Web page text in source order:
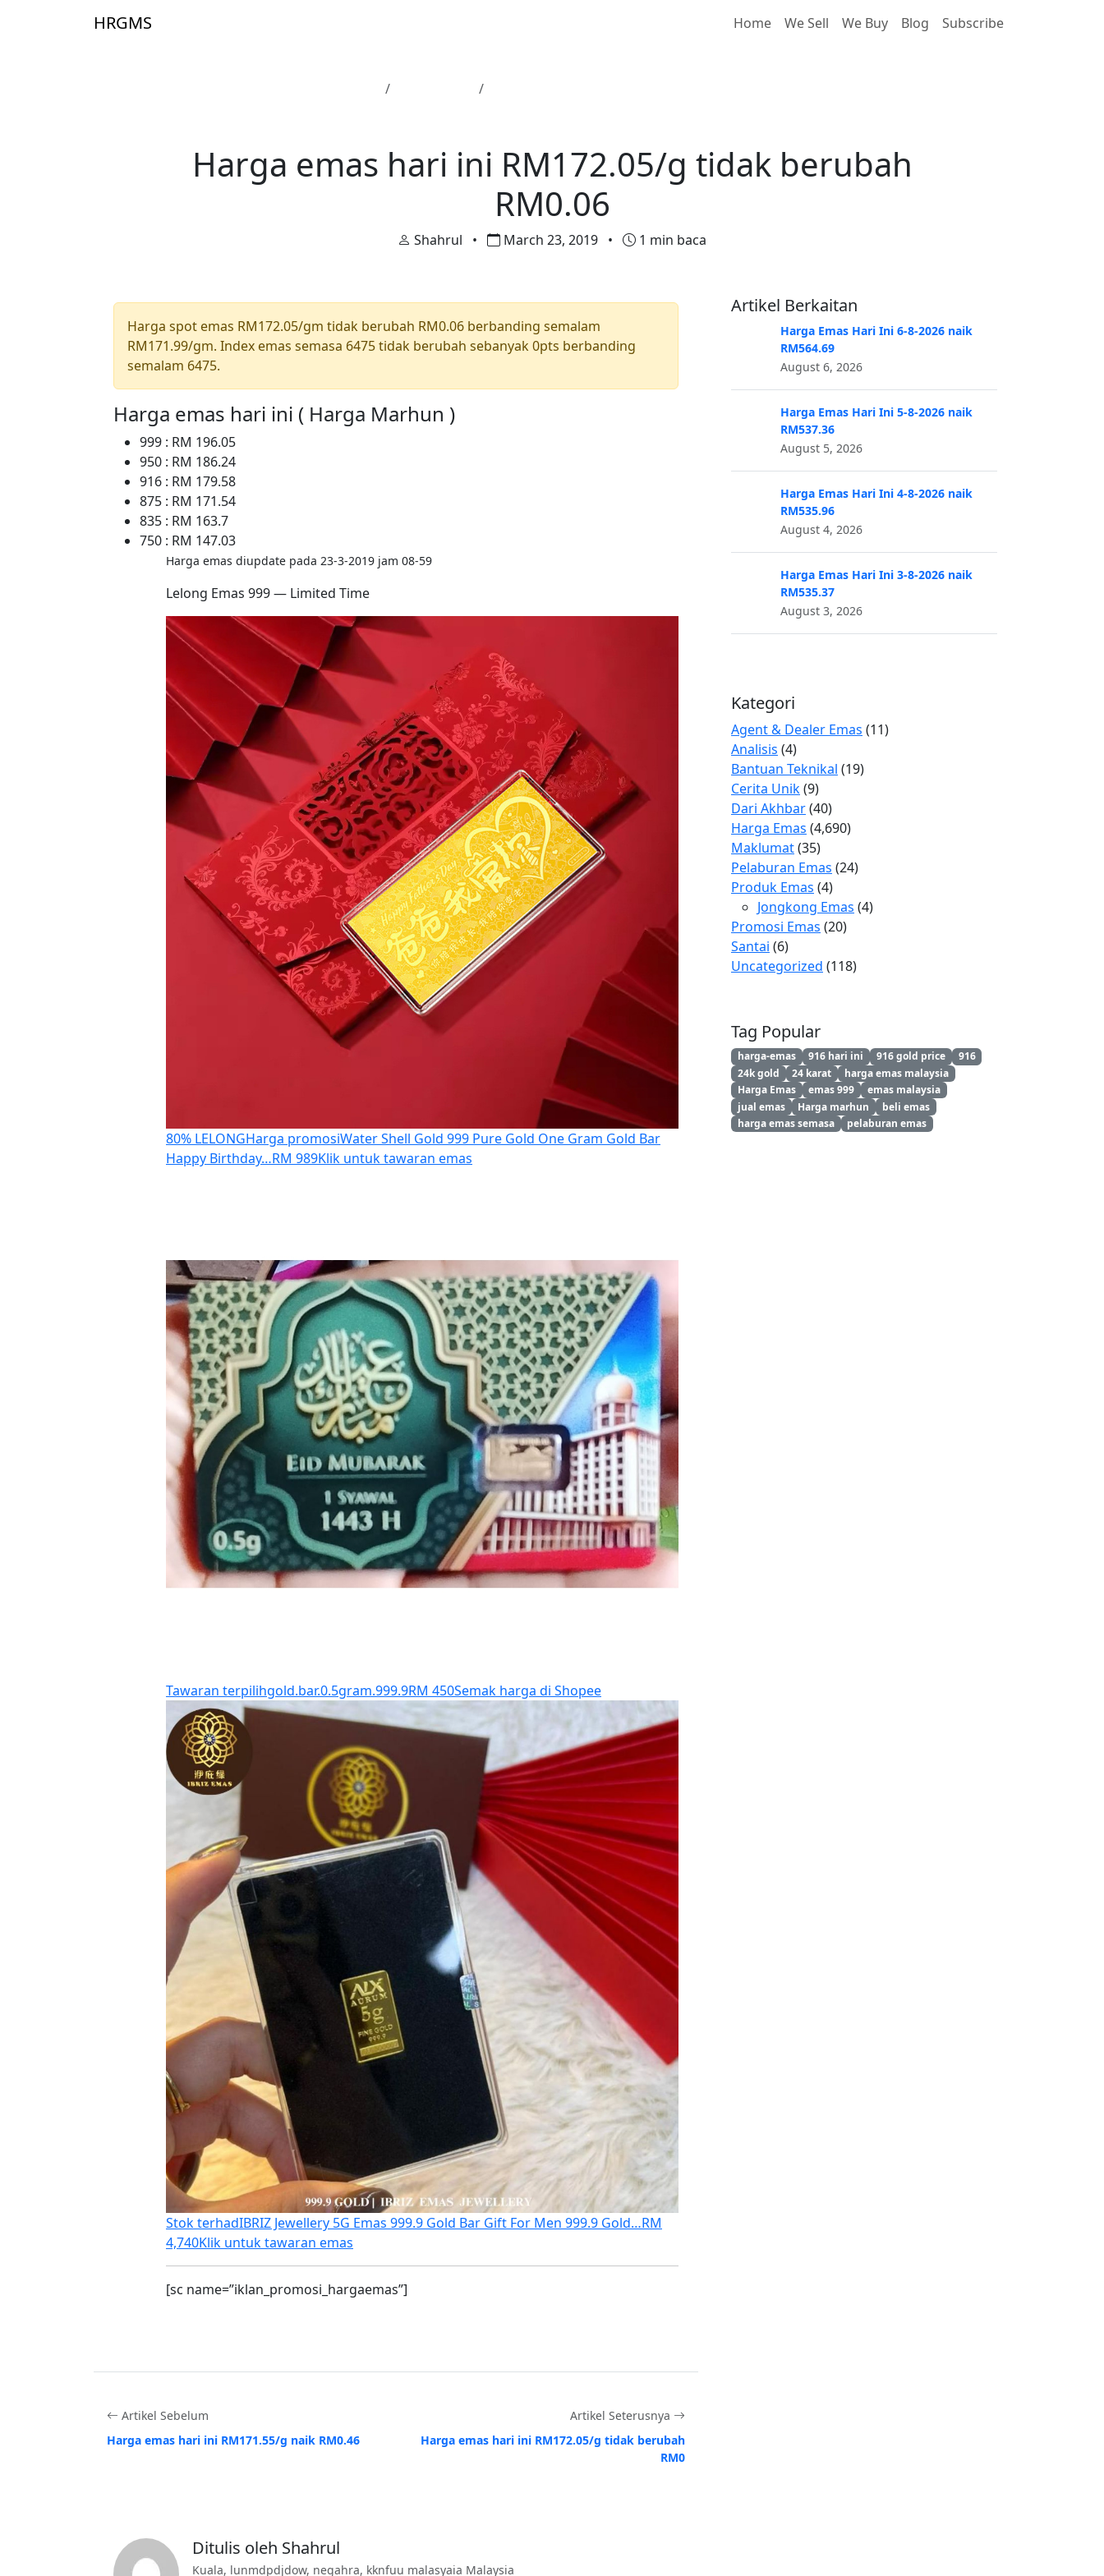
HRGMS Home We Sell We Buy Blog Subscribe
Harga emas hari ini RM172.05/g tidak berubah
RM0.06
Shahrul • March 23, 2019 • 1 min baca
Harga spot emas RM172.05/gm tidak berubah RM0.06 berbanding semalam
RM171.99/gm. Index emas semasa 6475 tidak berubah sebanyak 0pts berbanding
semalam 6475.
Harga emas hari ini ( Harga Marhun )
999 : RM 196.05
950 : RM 186.24
916 : RM 179.58
875 : RM 171.54
835 : RM 163.7
750 : RM 147.03
Harga emas diupdate pada 23-3-2019 jam 08-59
Lelong Emas 999 — Limited Time
80% LELONGHarga promosiWater Shell Gold 999 Pure Gold One Gram Gold Bar
Happy Birthday…RM 989Klik untuk tawaran emas
Tawaran terpilihgold.bar.0.5gram.999.9RM 450Semak harga di Shopee
Stok terhadIBRIZ Jewellery 5G Emas 999.9 Gold Bar Gift For Men 999.9 Gold…RM
4,740Klik untuk tawaran emas
[sc name=”iklan_promosi_hargaemas”]
Artikel Sebelum
Harga emas hari ini RM171.55/g naik RM0.46
Artikel Seterusnya
Harga emas hari ini RM172.05/g tidak berubah
RM0
Ditulis oleh Shahrul
Kuala, lunmdpdjdow, negahra, kknfuu malasyaia Malaysia
Artikel Berkaitan
Harga Emas Hari Ini 6-8-2026 naik
RM564.69
August 6, 2026
Harga Emas Hari Ini 5-8-2026 naik
RM537.36
August 5, 2026
Harga Emas Hari Ini 4-8-2026 naik
RM535.96
August 4, 2026
Harga Emas Hari Ini 3-8-2026 naik
RM535.37
August 3, 2026
Kategori
Agent & Dealer Emas (11)
Analisis (4)
Bantuan Teknikal (19)
Cerita Unik(9)
Dari Akhbar(40)
Harga Emas (4,690)
Maklumat(35)
Pelaburan Emas (24)
Produk Emas (4)
Jongkong Emas (4)
Promosi Emas (20)
Santai (6)
Uncategorized (118)
Tag Popular
harga-emas 916 hari ini 916 gold price
916
24k gold
24 karat
harga emas malaysia
Harga Emas
emas 999
emas malaysia
jual emas
Harga marhun
beli emas
harga emas semasa
pelaburan emas